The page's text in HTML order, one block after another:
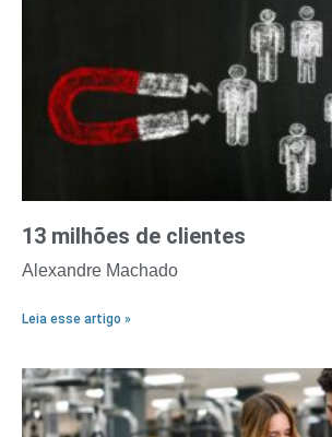
13 milhões de clientes
Alexandre Machado
Leia esse artigo »